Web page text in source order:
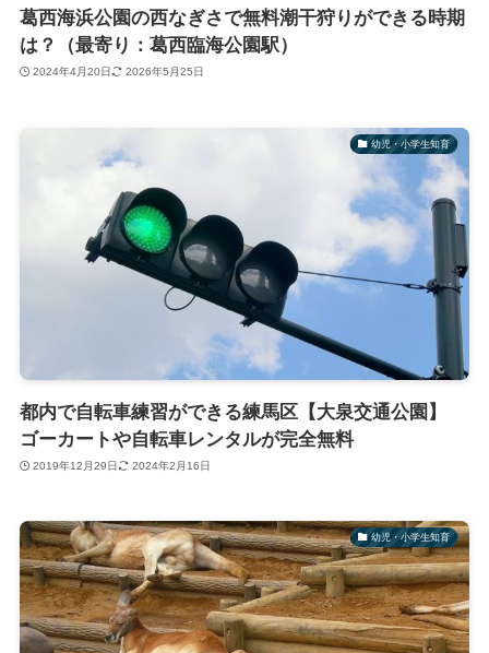
葛西海浜公園の西なぎさで無料潮干狩りができる時期
は？（最寄り：葛西臨海公園駅）
2024年4月20日 2026年5月25日
幼児・小学生知育
都内で自転車練習ができる練馬区【大泉交通公園】
ゴーカートや自転車レンタルが完全無料
2019年12月29日 2024年2月16日
幼児・小学生知育